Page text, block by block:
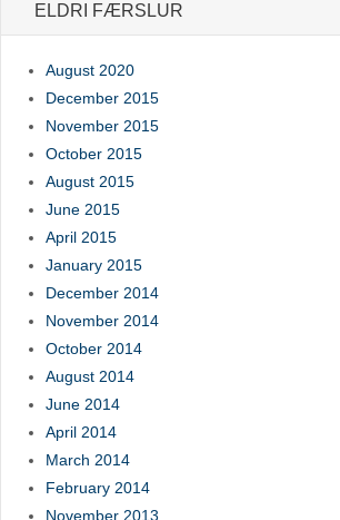
ELDRI FÆRSLUR
August 2020
December 2015
November 2015
October 2015
August 2015
June 2015
April 2015
January 2015
December 2014
November 2014
October 2014
August 2014
June 2014
April 2014
March 2014
February 2014
November 2013